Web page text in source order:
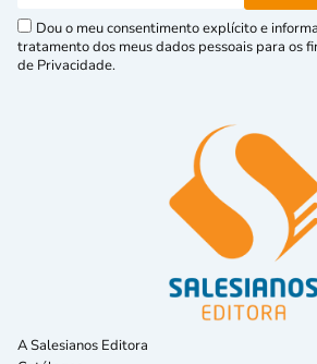
Dou o meu consentimento explícito e
tratamento dos meus dados pessoais para os
de Privacidade.
A Salesianos Editora